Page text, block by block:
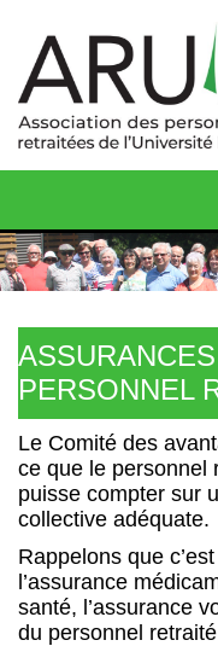
PERSONNEL
Le Comité des
ce que le personnel
puisse compter sur
collective adéquate.
Rappelons que
l’assurance
santé, l’assurance
du personnel